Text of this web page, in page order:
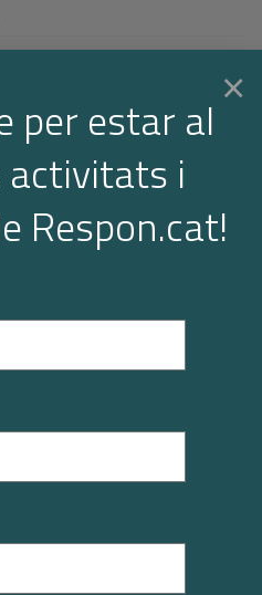
Espai membres Login CA
professional
trajectòria professional
×
per estar al
activitats i
Respon.cat!